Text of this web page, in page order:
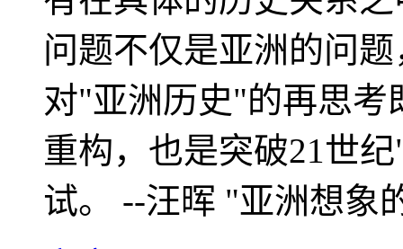
问题不仅是亚洲的问
对"亚洲历史"的再思考
重构，也是突破21世
试。 --汪晖 "亚洲想象